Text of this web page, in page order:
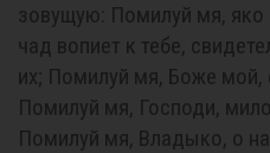
зовущую: Помилуй мя,
чад вопиет к тебе,
их; Помилуй мя, Боже мой,
Помилуй мя, Господи,
Помилуй мя, Владыко, о